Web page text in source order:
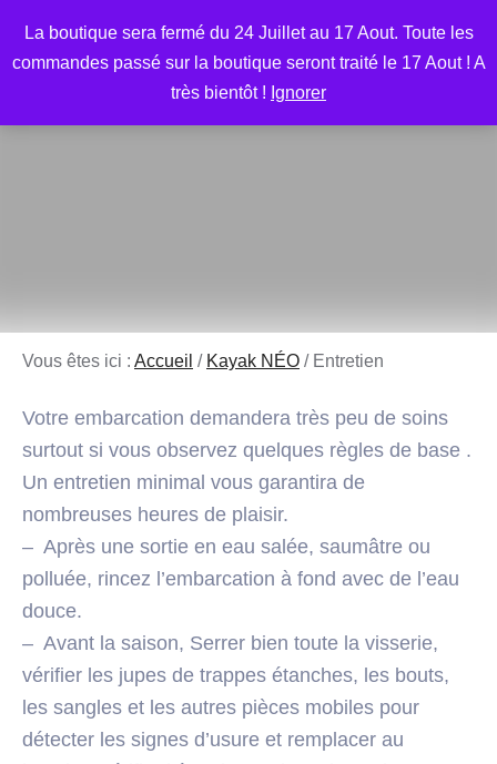
La boutique sera fermé du 24 Juillet au 17 Aout. Toute les
commandes passé sur la boutique seront traité le 17 Aout ! A
très bientôt ! Ignorer
contenu
Vous êtes ici : Accueil / Kayak NÉO / Entretien
Votre embarcation demandera très peu de soins
surtout si vous observez quelques règles de base .
Un entretien minimal vous garantira de
nombreuses heures de plaisir.
– Après une sortie en eau salée, saumâtre ou
polluée, rincez l’embarcation à fond avec de l’eau
douce.
– Avant la saison, Serrer bien toute la visserie,
vérifier les jupes de trappes étanches, les bouts,
les sangles et les autres pièces mobiles pour
détecter les signes d’usure et remplacer au